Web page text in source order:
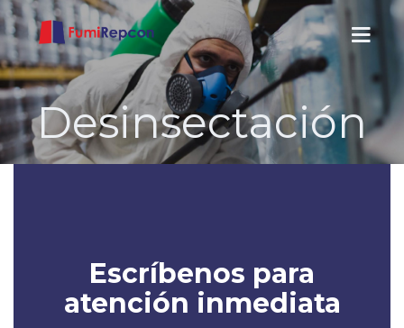
INICIO
CONTACTOS
Desinsectación
Escríbenos para
atención inmediata